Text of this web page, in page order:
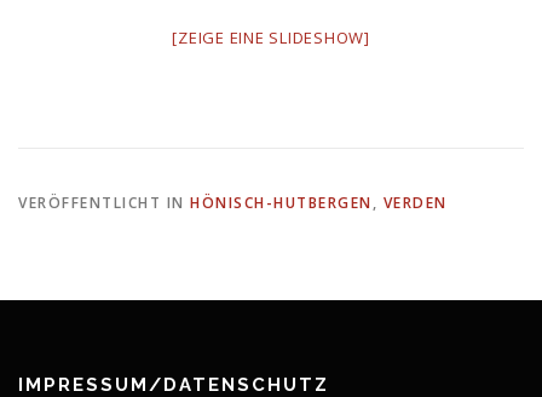
[ZEIGE EINE SLIDESHOW]
VERÖFFENTLICHT IN HÖNISCH-HUTBERGEN, VERDEN
IMPRESSUM/DATENSCHUTZ